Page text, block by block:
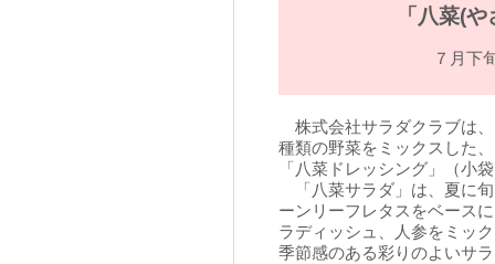
「八菜(
７月下
株式会社サラダクラブは
種類の野菜をミックスした
「八菜ドレッシング」（小
「八菜サラダ」は、夏に
ーンリーフレタスをベース
ラディッシュ、人参をミッ
季節感のある彩りのよいサ